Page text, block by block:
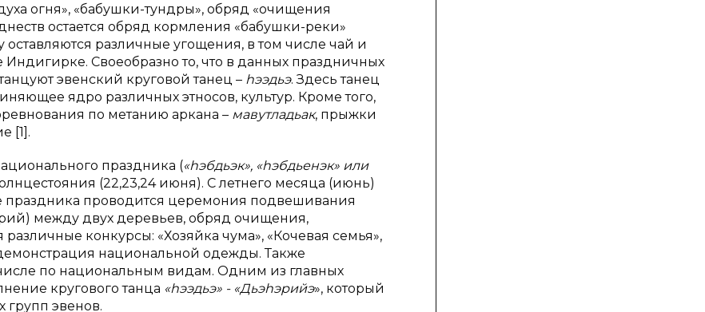
огня», «бабушки-тундры», обряд «очищения
остается обряд кормления «бабушки-реки»
различные угощения, в том числе чай и
Своеобразно то, что в данных праздничных
эвенский круговой танец – hээдьэ. Здесь танец
ядро различных этносов, культур. Кроме того,
по метанию аркана – мавутладьак, прыжки
[1].
праздника («hэбдьэк», «hэбдьенэк» или
(22,23,24 июня). С летнего месяца (июнь)
праздника проводится церемония подвешивания
между двух деревьев, обряд очищения,
конкурсы: «Хозяйка чума», «Кочевая семья»,
национальной одежды. Также
по национальным видам. Одним из главных
кругового танца «hээдьэ» - «Дьэhэрийэ», который
групп эвенов.